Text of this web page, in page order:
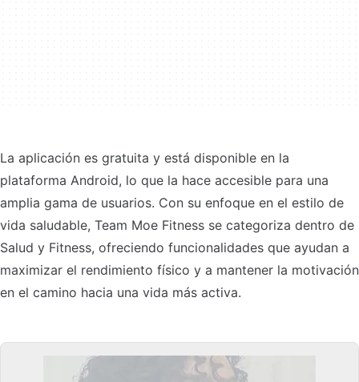
La aplicación es gratuita y está disponible en la
plataforma Android, lo que la hace accesible para una
amplia gama de usuarios. Con su enfoque en el estilo de
vida saludable, Team Moe Fitness se categoriza dentro de
Salud y Fitness, ofreciendo funcionalidades que ayudan a
maximizar el rendimiento físico y a mantener la motivación
en el camino hacia una vida más activa.